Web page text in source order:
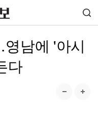
남에 '아시
다